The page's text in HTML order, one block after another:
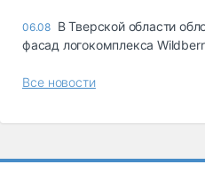
06.08 В Тверской области
фасад логокомплекса
Все новости